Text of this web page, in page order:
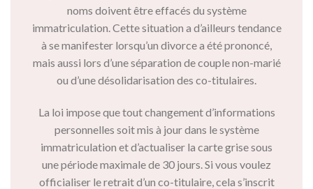
noms doivent être effacés du système
immatriculation. Cette situation a d’ailleurs tendance
à se manifester lorsqu’un divorce a été prononcé,
mais aussi lors d’une séparation de couple non-marié
ou d’une désolidarisation des co-titulaires.
La loi impose que tout changement d’informations
personnelles soit mis à jour dans le système
immatriculation et d’actualiser la carte grise sous
une période maximale de 30 jours. Si vous voulez
officialiser le retrait d’un co-titulaire, cela s’inscrit